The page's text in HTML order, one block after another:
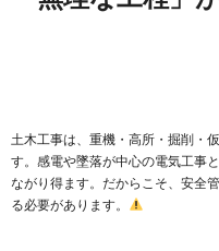
土木工事は、重機・高所・掘削・
す。感電や墜落が中心の電気工事
ながり得ます。だからこそ、安全
る必要があります。